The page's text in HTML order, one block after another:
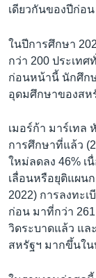
เดียวกันของปีก่อ
ในปีการศึกษา
กว่า 200 ประเท
ก่อนหน้านี้ นักศึกษ
อุดมศึกษาของสห
เมอร์ก้า มาร์เทล
การศึกษาที่แล้ว
ใหม่ลดลง 46% เ
เลื่อนหรือยุติแผน
2022) การลงทะเ
ก่อน มาที่กว่า
วิดระบาดแล้ว แล
สหรัฐฯ มากขึ้นใน